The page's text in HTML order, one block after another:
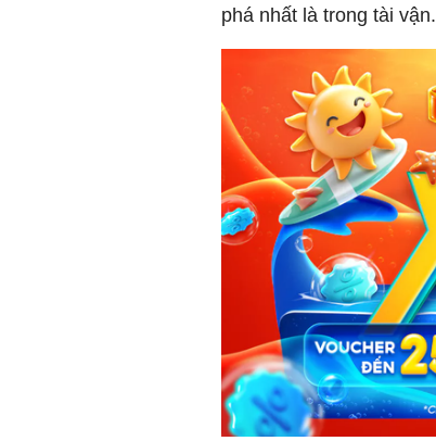
phá nhất là trong tài vận.